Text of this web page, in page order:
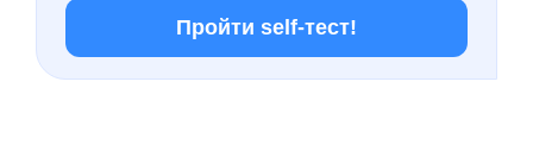
Пройти self-тест!